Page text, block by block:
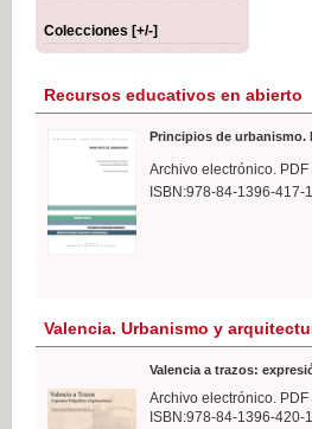
Colecciones [+/-]
Recursos educativos en abierto
Principios de urbanismo.
Archivo electrónico.
ISBN:978-84-1396-417-1
Valencia. Urbanismo y
Valencia a trazos:
Archivo electrónico.
ISBN:978-84-1396-420-1